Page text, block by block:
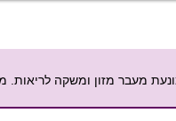
מעבר מזון ומשקה לריאות.